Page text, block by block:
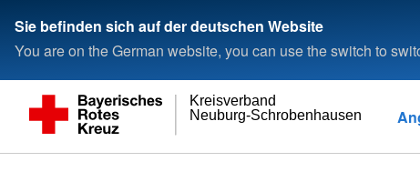
Sie befinden sich auf der deutschen Website
You are on the German website, you can use the switch to
Neuburg-Schrobenhausen
Kreisverband